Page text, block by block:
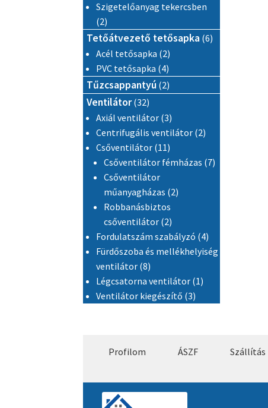
Szigetelőanyag tekercsben
22 termék
Tetőátvezető tetősapka 66 termék
Acél tetősapka 22 termék
PVC tetősapka 44 termék
Tűzcsappantyú 22 termék
Ventilátor 3232 termék
Axiál ventilátor 33 termék
Centrifugális ventilátor 22 termék
Csőventilátor 1111 termék
Csőventilátor fémházas 77 termék
Csőventilátor
műanyagházas 22 termék
Robbanásbiztos
csőventilátor 22 termék
Fordulatszám szabályzó 44 termék
Fürdőszoba és mellékhelyiség
ventilátor 88 termék
Légcsatorna ventilátor 11 termék
Ventilátor kiegészítő 33 termék
Profilom ÁSZF Szállítás